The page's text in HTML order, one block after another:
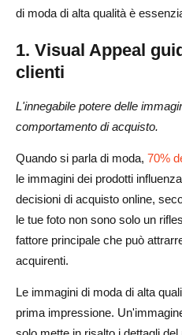
di moda di alta qualità è
1. Visual Appeal
clienti
L'innegabile potere delle
comportamento di acquisto.
Quando si parla di moda, 70%
le immagini dei prodotti
decisioni di acquisto online,
le tue foto non sono solo un
fattore principale che può
acquirenti.
Le immagini di moda di alta
prima impressione.